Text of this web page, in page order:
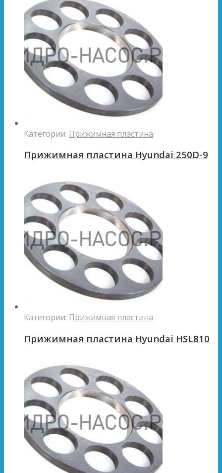
Категории: Прижимная пластина
Прижимная пластина Hyundai 250D-9
Категории: Прижимная пластина
Прижимная пластина Hyundai HSL810